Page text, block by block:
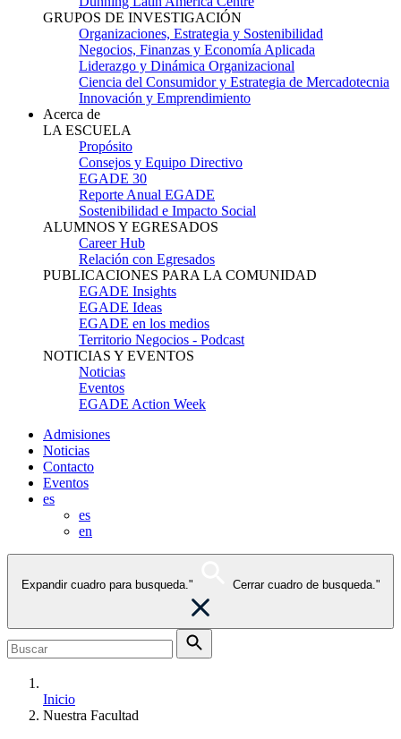
GRUPOS DE INVESTIGACIÓN
Organizaciones, Estrategia y Sostenibilidad
Negocios, Finanzas y Economía Aplicada
Liderazgo y Dinámica Organizacional
Ciencia del Consumidor y Estrategia de Mercadotecnia
Innovación y Emprendimiento
Acerca de
LA ESCUELA
Propósito
Consejos y Equipo Directivo
EGADE 30
Reporte Anual EGADE
Sostenibilidad e Impacto Social
ALUMNOS Y EGRESADOS
Career Hub
Relación con Egresados
PUBLICACIONES PARA LA COMUNIDAD
EGADE Insights
EGADE Ideas
EGADE en los medios
Territorio Negocios - Podcast
NOTICIAS Y EVENTOS
Noticias
Eventos
EGADE Action Week
Admisiones
Noticias
Contacto
Eventos
es
es
en
Expandir cuadro para busqueda." Cerrar cuadro de busqueda."
Inicio
Nuestra Facultad